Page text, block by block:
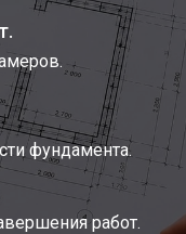
фундамента.
работ.